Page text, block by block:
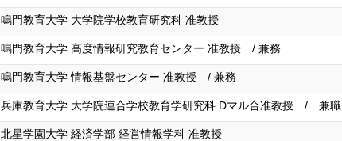
鳴門教育大学 大学院学校教育研究科 准教授
鳴門教育大学 高度情報研究教育センター 准教授 / 兼務
鳴門教育大学 情報基盤センター 准教授 / 兼務
兵庫教育大学 大学院連合学校教育学研究科 Dマル合准教授 / 兼職
北星学園大学 経済学部 経営情報学科 准教授